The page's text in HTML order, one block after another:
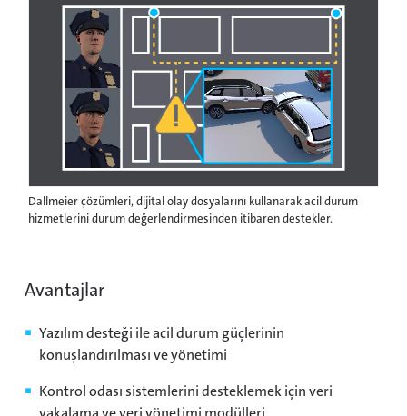
Dallmeier çözümleri, dijital olay dosyalarını kullanarak acil durum
hizmetlerini durum değerlendirmesinden itibaren destekler.
Avantajlar
Yazılım desteği ile acil durum güçlerinin
konuşlandırılması ve yönetimi
Kontrol odası sistemlerini desteklemek için veri